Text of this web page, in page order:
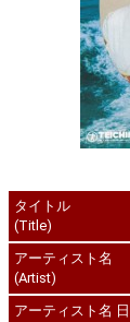
タイトル
(Title)
アーティスト名
(Artist)
アーティスト名